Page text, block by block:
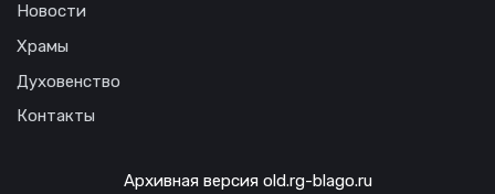
Новости
Храмы
Духовенство
Контакты
Архивная версия old.rg-blago.ru